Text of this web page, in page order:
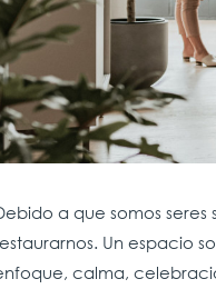
a que somos
Un espacio
calma,